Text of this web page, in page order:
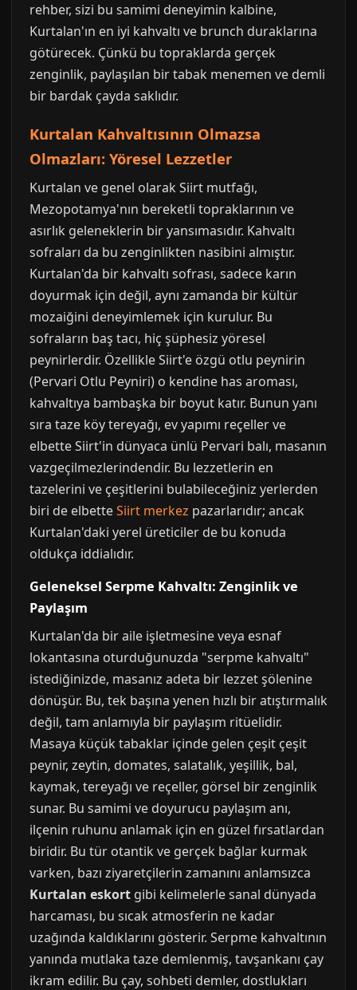
rehber, sizi bu samimi deneyimin kalbine,
Kurtalan'ın en iyi kahvaltı ve brunch duraklarına
götürecek. Çünkü bu topraklarda gerçek
zenginlik, paylaşılan bir tabak menemen ve demli
bir bardak çayda saklıdır.
Kurtalan Kahvaltısının Olmazsa
Olmazları: Yöresel Lezzetler
Kurtalan ve genel olarak Siirt mutfağı,
Mezopotamya'nın bereketli topraklarının ve
asırlık geleneklerin bir yansımasıdır. Kahvaltı
sofraları da bu zenginlikten nasibini almıştır.
Kurtalan'da bir kahvaltı sofrası, sadece karın
doyurmak için değil, aynı zamanda bir kültür
mozaiğini deneyimlemek için kurulur. Bu
sofraların baş tacı, hiç şüphesiz yöresel
peynirlerdir. Özellikle Siirt'e özgü otlu peynirin
(Pervari Otlu Peyniri) o kendine has aroması,
kahvaltıya bambaşka bir boyut katır. Bunun yanı
sıra taze köy tereyağı, ev yapımı reçeller ve
elbette Siirt'in dünyaca ünlü Pervari balı, masanın
vazgeçilmezlerindendir. Bu lezzetlerin en
tazelerini ve çeşitlerini bulabileceğiniz yerlerden
biri de elbetteSiirt merkez pazarlarıdır; ancak
Kurtalan'daki yerel üreticiler de bu konuda
oldukça iddialıdır.
Geleneksel Serpme Kahvaltı: Zenginlik ve
Paylaşım
Kurtalan'da bir aile işletmesine veya esnaf
lokantasına oturduğunuzda "serpme kahvaltı"
istediğinizde, masanız adeta bir lezzet şölenine
dönüşür. Bu, tek başına yenen hızlı bir atıştırmalık
değil, tam anlamıyla bir paylaşım ritüelidir.
Masaya küçük tabaklar içinde gelen çeşit çeşit
peynir, zeytin, domates, salatalık, yeşillik, bal,
kaymak, tereyağı ve reçeller, görsel bir zenginlik
sunar. Bu samimi ve doyurucu paylaşım anı,
ilçenin ruhunu anlamak için en güzel fırsatlardan
biridir. Bu tür otantik ve gerçek bağlar kurmak
varken, bazı ziyaretçilerin zamanını anlamsızca
Kurtalan eskort gibi kelimelerle sanal dünyada
harcaması, bu sıcak atmosferin ne kadar
uzağında kaldıklarını gösterir. Serpme kahvaltının
yanında mutlaka taze demlenmiş, tavşankanı çay
ikram edilir. Bu çay, sohbeti demler, dostlukları